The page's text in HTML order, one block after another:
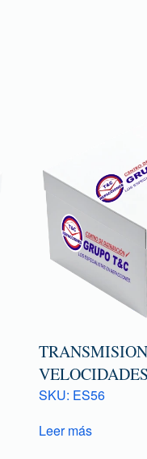
VELOCIDADES
SKU: ES56
Leer más